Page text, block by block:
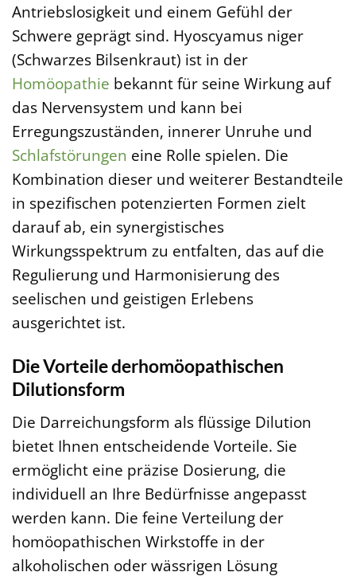
Antriebslosigkeit und einem Gefühl der
Schwere geprägt sind. Hyoscyamus niger
(Schwarzes Bilsenkraut) ist in der
Homöopathie bekannt für seine Wirkung auf
das Nervensystem und kann bei
Erregungszuständen, innerer Unruhe und
Schlafstörungen eine Rolle spielen. Die
Kombination dieser und weiterer Bestandteile
in spezifischen potenzierten Formen zielt
darauf ab, ein synergistisches
Wirkungsspektrum zu entfalten, das auf die
Regulierung und Harmonisierung des
seelischen und geistigen Erlebens
ausgerichtet ist.
Die Vorteile derhomöopathischen
Dilutionsform
Die Darreichungsform als flüssige Dilution
bietet Ihnen entscheidende Vorteile. Sie
ermöglicht eine präzise Dosierung, die
individuell an Ihre Bedürfnisse angepasst
werden kann. Die feine Verteilung der
homöopathischen Wirkstoffe in der
alkoholischen oder wässrigen Lösung